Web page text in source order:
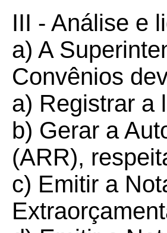
III - Análise e
a) A
Convênios
a) Registrar a
b) Gerar a
(ARR),
c) Emitir a